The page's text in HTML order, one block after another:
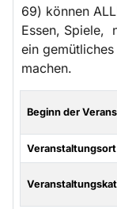
69) können
Essen, Spiele,
ein
machen.
Beginn der
Veranstaltungsort